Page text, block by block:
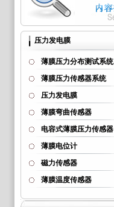
压力发电膜
薄膜压力分布测试系统
薄膜压力传感器系统
压力发电膜
薄膜弯曲传感器
电容式薄膜压力传感器
薄膜电位计
磁力传感器
薄膜温度传感器